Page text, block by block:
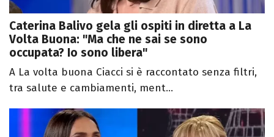
Caterina Balivo gela gli ospiti in diretta a La
Volta Buona: "Ma che ne sai se sono
occupata? Io sono libera"
A La volta buona Ciacci si è raccontato senza filtri,
tra salute e cambiamenti, ment...